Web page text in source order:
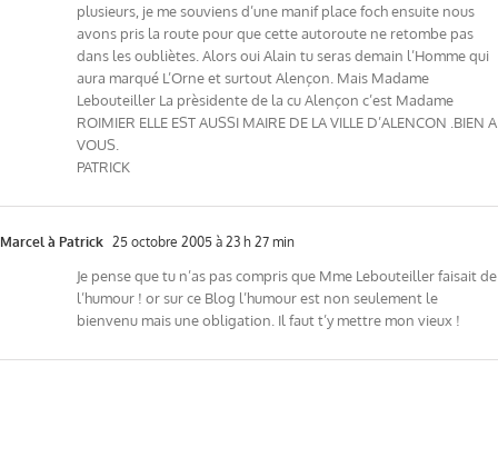
plusieurs, je me souviens d’une manif place foch ensuite nous
avons pris la route pour que cette autoroute ne retombe pas
dans les oubliètes. Alors oui Alain tu seras demain l’Homme qui
aura marqué L’Orne et surtout Alençon. Mais Madame
Lebouteiller La prèsidente de la cu Alençon c’est Madame
ROIMIER ELLE EST AUSSI MAIRE DE LA VILLE D’ALENCON .BIEN A
VOUS.
PATRICK
Marcel à Patrick 25 octobre 2005 à 23 h 27 min
Je pense que tu n’as pas compris que Mme Lebouteiller faisait de
l’humour ! or sur ce Blog l’humour est non seulement le
bienvenu mais une obligation. Il faut t’y mettre mon vieux !